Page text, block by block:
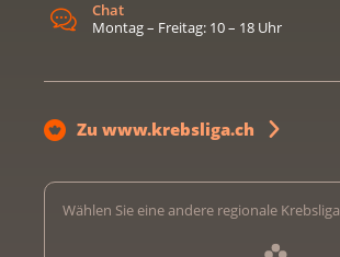
Chat
Montag – Freitag: 10 – 18 Uhr
Zu www.krebsliga.ch
Wählen Sie eine andere regionale Krebsliga